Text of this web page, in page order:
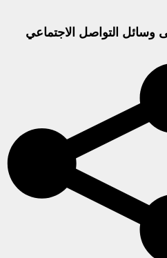
وسائل التواصل الاجتماعي